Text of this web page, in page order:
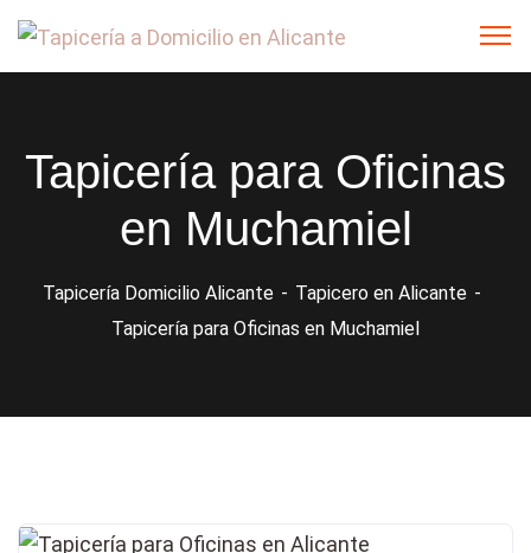
Tapicería para Oficinas
en Muchamiel
Tapicería Domicilio Alicante
Tapicero en Alicante
Tapicería para Oficinas en Muchamiel